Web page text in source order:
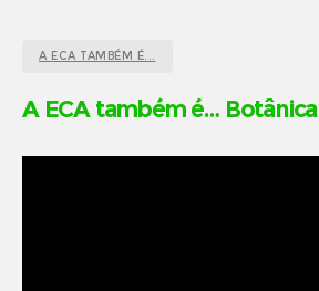
A ECA TAMBÉM É...
A ECA também é… Botânica